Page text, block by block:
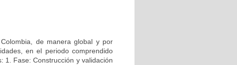
de manera global y por
en el periodo comprendido
1. Fase: Construcción y validación